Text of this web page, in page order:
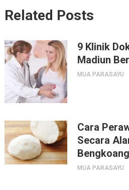
Related Posts
9 Klinik
Madiun
MUA PARASAYU
Cara
Secara
Bengkoang
MUA PARASAYU